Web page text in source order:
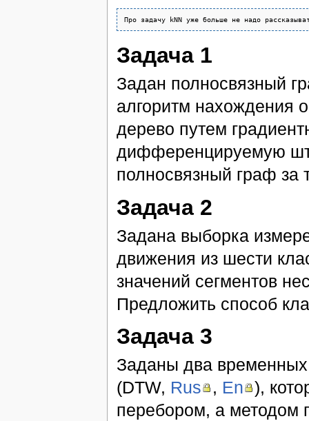
Задача 1
Задан полносвязный
алгоритм нахождения
дерево путем
дифференцируемую
полносвязный граф за
Задача 2
Задана выборка
движения из шести
значений сегментов
Предложить способ
Задача 3
Заданы два
(DTW, Rus , En
),
перебором, а методом